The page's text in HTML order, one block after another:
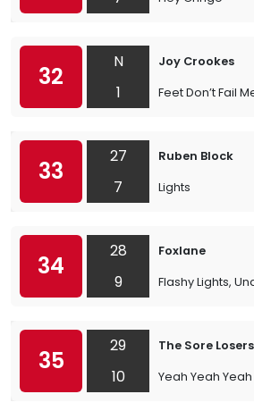
32
N
1
Joy Crookes
Feet Don’t Fail
33
27
7
Ruben Block
Lights
34
28
9
Foxlane
Flashy Lights,
35
29
10
The Sore Losers
Yeah Yeah Yeah